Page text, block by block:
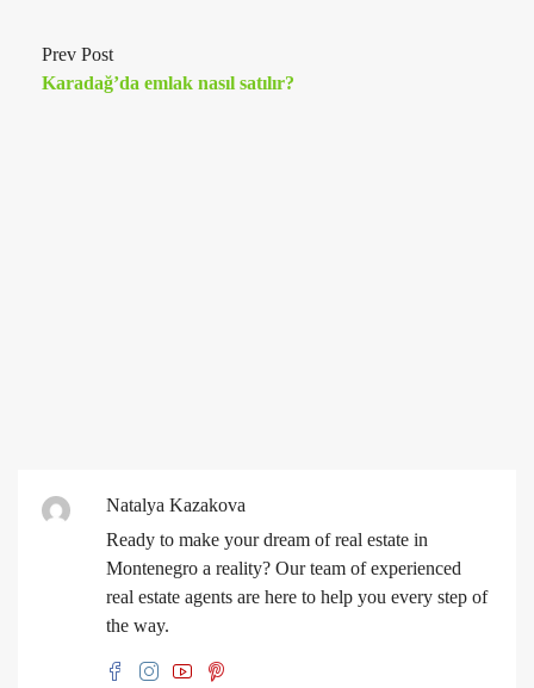
Prev Post
Karadağ’da emlak nasıl satılır?
Natalya Kazakova
Ready to make your dream of real estate in
Montenegro a reality? Our team of experienced
real estate agents are here to help you every step of
the way.